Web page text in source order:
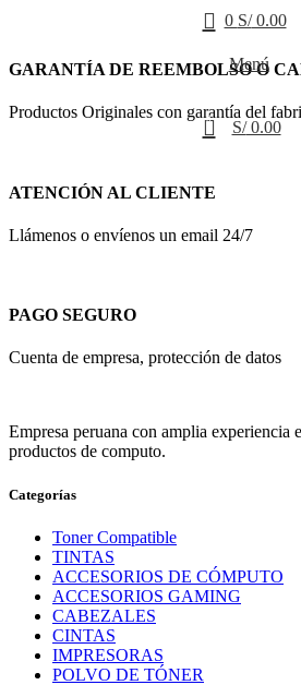
0 S/0.00
Menú
0 S/0.00
GARANTÍA DE REEMBOLSO O
Productos Originales con garantía del
ATENCIÓN AL CLIENTE
Llámenos o envíenos un email 24/7
PAGO SEGURO
Cuenta de empresa, protección de datos
Empresa peruana con amplia experiencia
productos de computo.
Categorías
Toner Compatible
TINTAS
ACCESORIOS DE CÓMPUTO
ACCESORIOS GAMING
CABEZALES
CINTAS
IMPRESORAS
POLVO DE TÓNER